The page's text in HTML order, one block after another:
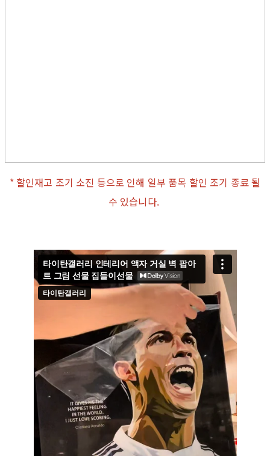
* 할인재고 조기 소진 등으로 인해 일부 품목 할인 조기 종료 될
수 있습니다.